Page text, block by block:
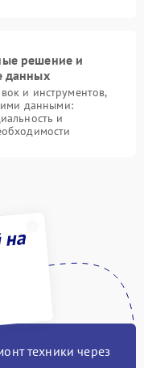
решение и
данных
и инструментов,
данными:
и
техники через